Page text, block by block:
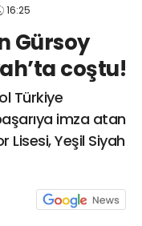
16:25
Gürsoy
coştu!
Türkiye
imza atan
Yeşil Siyah